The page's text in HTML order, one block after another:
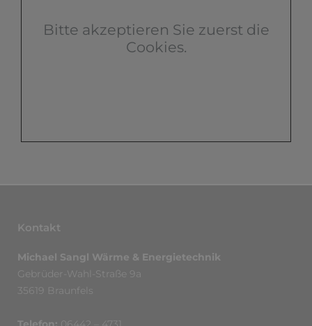
Bitte akzeptieren Sie zuerst die
Cookies.
Kontakt
Michael Sangl Wärme & Energietechnik
Gebrüder-Wahl-Straße 9a
35619 Braunfels